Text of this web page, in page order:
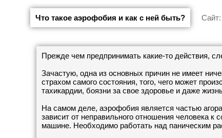
Что такое аэрофобия и как с ней быть? Сайт:
Прежде чем предпринимать какие-то действия,
Зачастую, одна из основных причин не имеет
страхом самого состояния, того, чего может
тахикардии, боязни за свое здоровье и даже
На самом деле, аэрофобия является частью
зависит от неправильного отношения человека
машине. Необходимо работать над паническим